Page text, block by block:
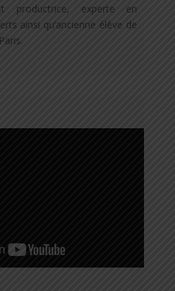
productrice, experte en
ainsi qu’ancienne élève de